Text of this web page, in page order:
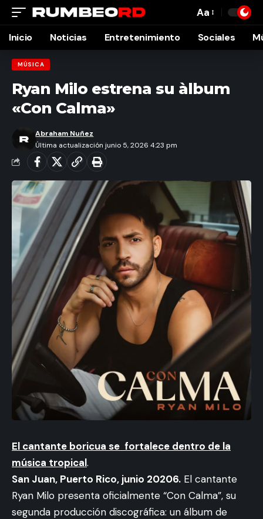
Font
Resizer
Aa
Inicio Noticias Entretenimiento Sociales
MÚSICA
Ryan Milo estrena su àlbum
«Con Calma»
Última actualización junio 5, 2026 4:23 pm
Abraham Nuñez
El cantante boricua se fortalece dentro de la
música tropical.
San Juan, Puerto Rico, junio 20206. El cantante
Ryan Milo presenta oficialmente “Con Calma”, su
segunda producción discográfica: un álbum de